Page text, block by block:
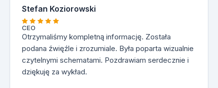
Stefan Koziorowski
CEO
Otrzymaliśmy kompletną informację. Została
podana źwięźle i zrozumiale. Była poparta wizualnie
czytelnymi schematami. Pozdrawiam serdecznie i
dziękuję za wykład.